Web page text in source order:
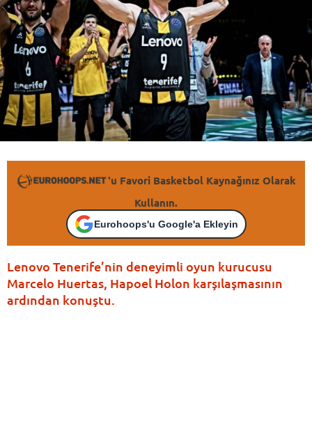
'u Favori Basketbol Kaynağınız Olarak
Kullanın.
Eurohoops'u Google'a Ekleyin
Lenovo Tenerife’nin deneyimli oyun kurucusu
Marcelo Huertas, Hapoel Holon karşılaşmasının
ardından konuştu.